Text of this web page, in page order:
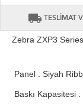
local_shipping TESLİMAT
Zebra ZXP3
Panel : Siyah
Baskı Kapasitesi